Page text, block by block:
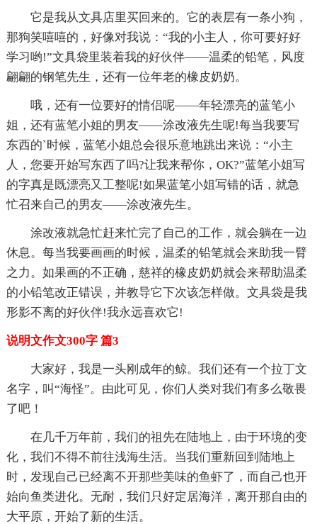
它是我从文具店里买回来的。它的表层有一条小狗，
那狗笑嘻嘻的，好像对我说：“我的小主人，你可要好好
学习哟!”文具袋里装着我的好伙伴——温柔的铅笔，风度
翩翩的钢笔先生，还有一位年老的橡皮奶奶。
哦，还有一位要好的情侣呢——年轻漂亮的蓝笔小
姐，还有蓝笔小姐的男友——涂改液先生呢!每当我要写
东西的`时候，蓝笔小姐总会很乐意地跳出来说：“小主
人，您要开始写东西了吗?让我来帮你，OK?”蓝笔小姐写
的字真是既漂亮又工整呢!如果蓝笔小姐写错的话，就急
忙召来自己的男友——涂改液先生。
涂改液就急忙赶来忙完了自己的工作，就会躺在一边
休息。每当我要画画的时候，温柔的铅笔就会来助我一臂
之力。如果画的不正确，慈祥的橡皮奶奶就会来帮助温柔
的小铅笔改正错误，并教导它下次该怎样做。文具袋是我
形影不离的好伙伴!我永远喜欢它!
说明文作文300字 篇3
大家好，我是一头刚成年的鲸。我们还有一个拉丁文
名字，叫“海怪”。由此可见，你们人类对我们有多么敬畏
了吧！
在几千万年前，我们的祖先在陆地上，由于环境的变
化，我们不得不前往浅海生活。当我们重新回到陆地上
时，发现自己已经离不开那些美味的鱼虾了，而自己也开
始向鱼类进化。无耐，我们只好定居海洋，离开那自由的
大平原，开始了新的生活。